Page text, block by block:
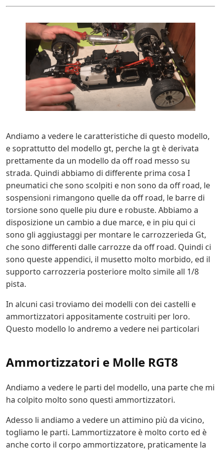
Andiamo a vedere le caratteristiche di questo modello,
e soprattutto del modello gt, perche la gt è derivata
prettamente da un modello da off road messo su
strada. Quindi abbiamo di differente prima cosa I
pneumatici che sono scolpiti e non sono da off road, le
sospensioni rimangono quelle da off road, le barre di
torsione sono quelle piu dure e robuste. Abbiamo a
disposizione un cambio a due marce, e in piu qui ci
sono gli aggiustaggi per montare le carrozzerieda Gt,
che sono differenti dalle carrozze da off road. Quindi ci
sono queste appendici, il musetto molto morbido, ed il
supporto carrozzeria posteriore molto simile all 1/8
pista.
In alcuni casi troviamo dei modelli con dei castelli e
ammortizzatori appositamente costruiti per loro.
Questo modello lo andremo a vedere nei particolari
Ammortizzatori e Molle RGT8
Andiamo a vedere le parti del modello, una parte che mi
ha colpito molto sono questi ammortizzatori.
Adesso li andiamo a vedere un attimino più da vicino,
togliamo le parti. Lammortizzatore è molto corto ed è
anche corto il corpo ammortizzatore, praticamente la